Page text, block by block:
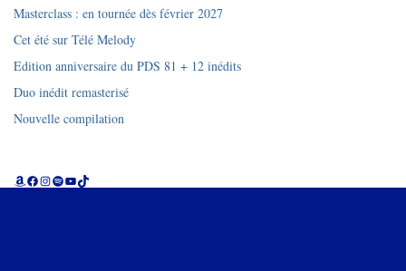
Masterclass : en tournée dès février 2027
Cet été sur Télé Melody
Edition anniversaire du PDS 81 + 12 inédits
Duo inédit remasterisé
Nouvelle compilation
Amazon
Facebook
Instagram
Spotify
YouTube
TikTok